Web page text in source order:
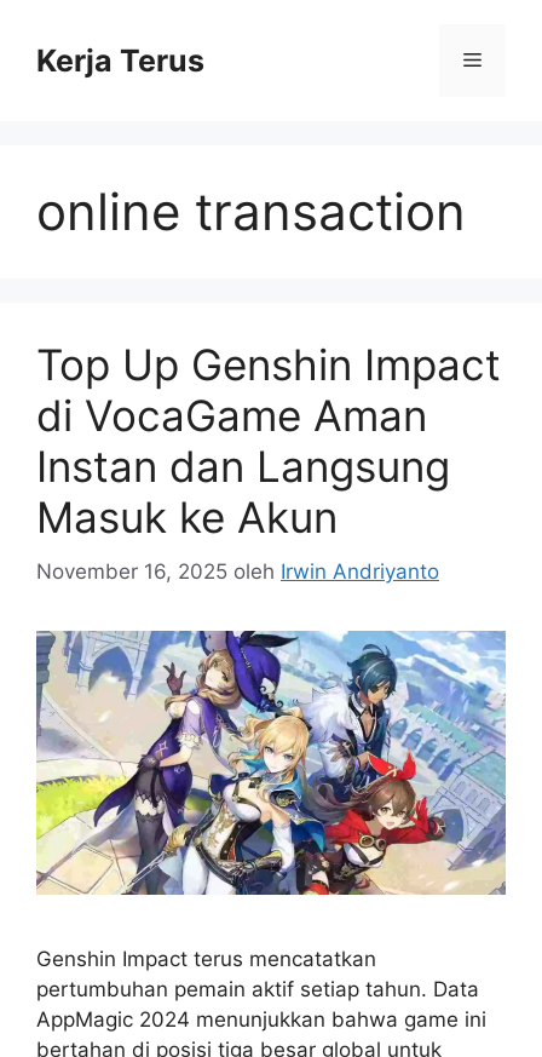
Kerja Terus Menu
online transaction
Top Up Genshin Impact
di VocaGame Aman
Instan dan Langsung
Masuk ke Akun
November 16, 2025 oleh Irwin Andriyanto
Genshin Impact terus mencatatkan
pertumbuhan pemain aktif setiap tahun. Data
AppMagic 2024 menunjukkan bahwa game ini
bertahan di posisi tiga besar global untuk